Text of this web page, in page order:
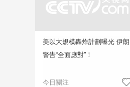
美以大規模轟炸計劃曝光 伊朗
警告“全面應對”！
今日關注